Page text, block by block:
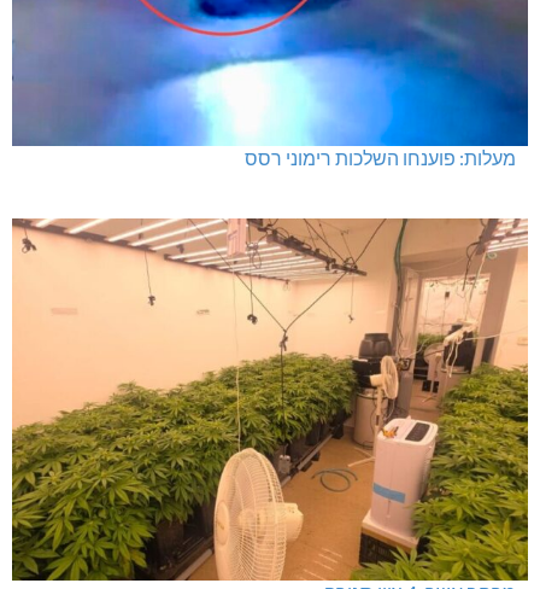
מעלות: פוענחו השלכות רימוני רסס